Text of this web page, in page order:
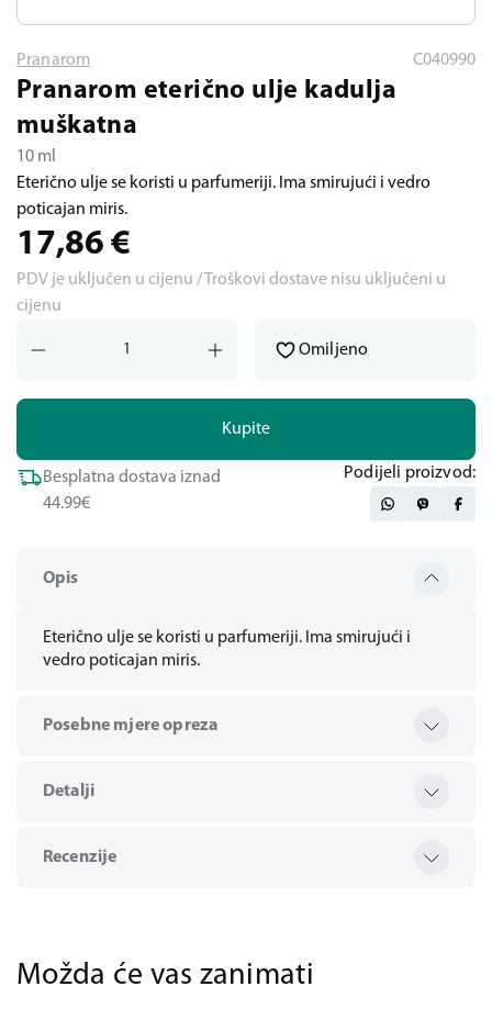
Opis
Eterično ulje se koristi u parfumeriji. Ima smirujući i
vedro poticajan miris.
Posebne mjere opreza
Detalji
Recenzije
Pranarom C040990
Pranarom eterično ulje kadulja
muškatna
10 ml
Eterično ulje se koristi u parfumeriji. Ima smirujući i vedro
poticajan miris.
17,86 €
PDV je uključen u cijenu / Troškovi dostave nisu uključeni u
cijenu
Kupite
Omiljeno
Besplatna dostava iznad
44.99€
Podijeli proizvod:
Možda će vas zanimati